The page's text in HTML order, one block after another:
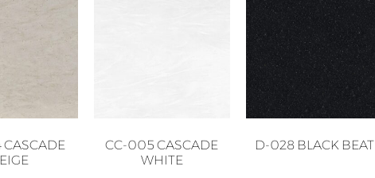
CC-005 CASCADE
WHITE
D-028 BLACK BEAT